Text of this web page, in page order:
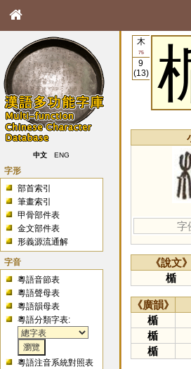
中文 ENG
字形
部首索引
筆畫索引
甲骨部件表
金文部件表
形義源流通解
字音
粵語音節表
粵語聲母表
粵語韻母表
粵語分類字表:
粵語注音系統對照表
木
75
9
(13)
字
《說文》
楯
《廣韻》
楯
楯
楯